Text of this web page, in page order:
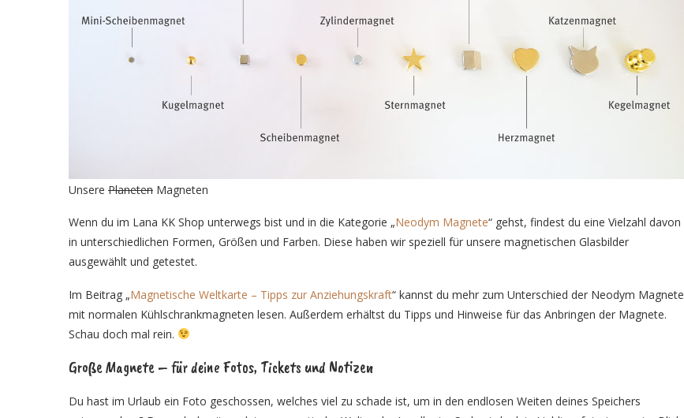
Unsere Planeten Magneten
Wenn du im Lana KK Shop unterwegs bist und in die Kategorie „Neodym Magnete“ gehst, findest du eine Vielzahl davon
in unterschiedlichen Formen, Größen und Farben. Diese haben wir speziell für unsere magnetischen Glasbilder
ausgewählt und getestet.
Im Beitrag „Magnetische Weltkarte – Tipps zur Anziehungskraft“ kannst du mehr zum Unterschied der Neodym Magnete
mit normalen Kühlschrankmagneten lesen. Außerdem erhältst du Tipps und Hinweise für das Anbringen der Magnete.
Schau doch mal rein.
Große Magnete – für deine Fotos, Tickets und Notizen
Du hast im Urlaub ein Foto geschossen, welches viel zu schade ist, um in den endlosen Weiten deines Speichers